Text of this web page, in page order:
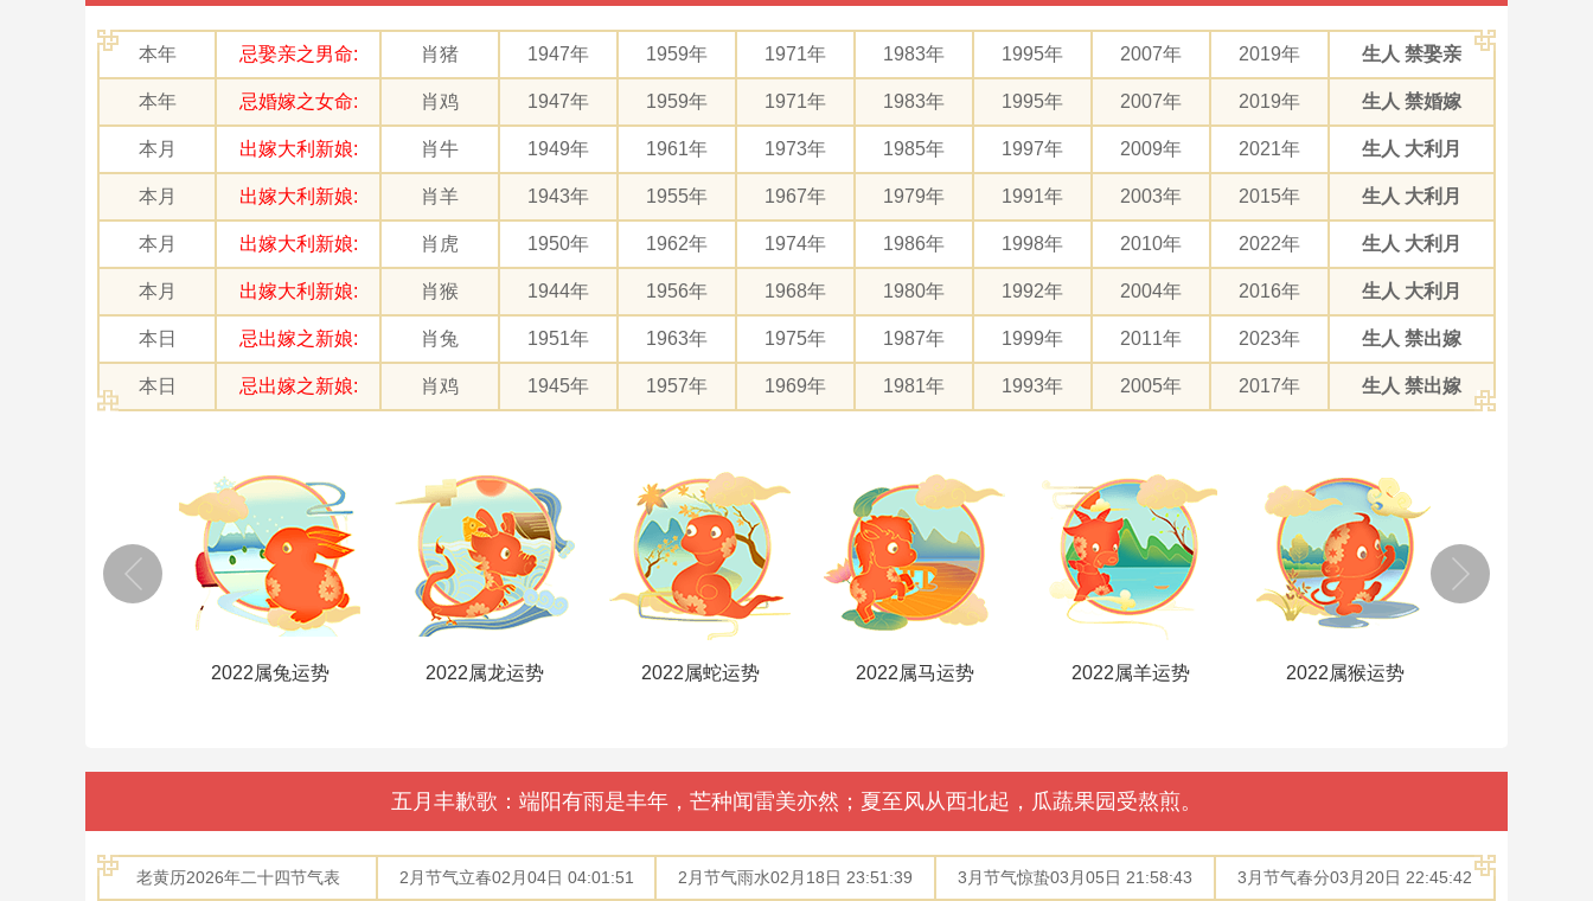
本年 忌娶亲之男命: 肖猪 1947年 1959年 1971年 1983年 1995年 2007年 2019年 生人 禁娶亲
本年 忌婚嫁之女命: 肖鸡 1947年 1959年 1971年 1983年 1995年 2007年 2019年 生人 禁婚嫁
本月 出嫁大利新娘: 肖牛 1949年 1961年 1973年 1985年 1997年 2009年 2021年 生人 大利月
本月 出嫁大利新娘: 肖羊 1943年 1955年 1967年 1979年 1991年 2003年 2015年 生人 大利月
本月 出嫁大利新娘: 肖虎 1950年 1962年 1974年 1986年 1998年 2010年 2022年 生人 大利月
本月 出嫁大利新娘: 肖猴 1944年 1956年 1968年 1980年 1992年 2004年 2016年 生人 大利月
本日 忌出嫁之新娘: 肖兔 1951年 1963年 1975年 1987年 1999年 2011年 2023年 生人 禁出嫁
本日 忌出嫁之新娘: 肖鸡 1945年 1957年 1969年 1981年 1993年 2005年 2017年 生人 禁出嫁
2022属兔运势 2022属龙运势 2022属蛇运势 2022属马运势 2022属羊运势 2022属猴运势
五月丰歉歌：端阳有雨是丰年，芒种闻雷美亦然；夏至风从西北起，瓜蔬果园受熬煎。
老黄历2026年二十四节气表 2月节气立春02月04日 04:01:51 2月节气雨水02月18日 23:51:39 3月节气惊蛰03月05日 21:58:43 3月节气春分03月20日 22:45:42